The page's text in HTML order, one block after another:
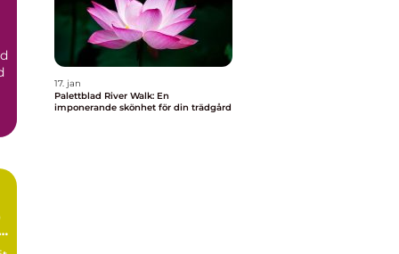
17. jan
Palettblad River Walk: En
imponerande skönhet för din trädgård